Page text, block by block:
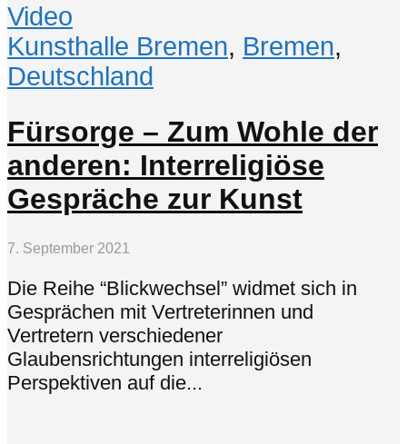
Video
Kunsthalle Bremen, Bremen,
Deutschland
Fürsorge – Zum Wohle der
anderen: Interreligiöse
Gespräche zur Kunst
7. September 2021
Die Reihe “Blickwechsel” widmet sich in
Gesprächen mit Vertreterinnen und
Vertretern verschiedener
Glaubensrichtungen interreligiösen
Perspektiven auf die...